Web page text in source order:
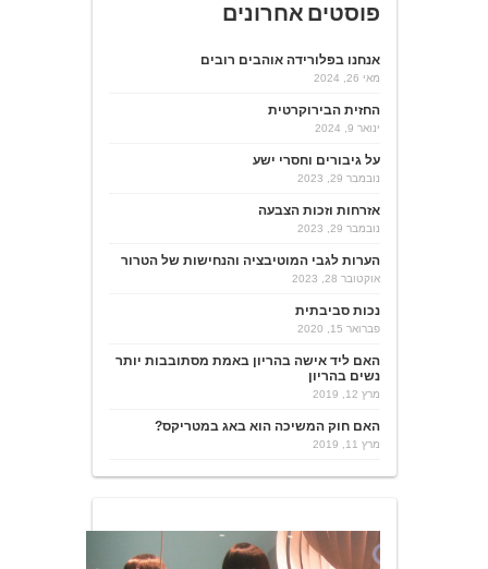
פוסטים אחרונים
אנחנו בפלורידה אוהבים רובים
מאי 26, 2024
החזית הבירוקרטית
ינואר 9, 2024
על גיבורים וחסרי ישע
נובמבר 29, 2023
אזרחות וזכות הצבעה
נובמבר 29, 2023
הערות לגבי המוטיבציה והנחישות של הטרור
אוקטובר 28, 2023
נכות סביבתית
פברואר 15, 2020
האם ליד אישה בהריון באמת מסתובבות יותר
נשים בהריון
מרץ 12, 2019
האם חוק המשיכה הוא באג במטריקס?
מרץ 11, 2019